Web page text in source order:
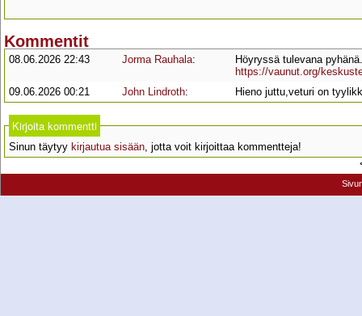
Kommentit
08.06.2026 22:43 Jorma Rauhala:
Höyryssä tulevana
https://vaunut.org/
09.06.2026 00:21
John Lindroth: Hieno juttu,veturi on
Kirjoita kommentti
Sinun täytyy kirjautua sisään, jotta voit kirjoittaa kommentteja!